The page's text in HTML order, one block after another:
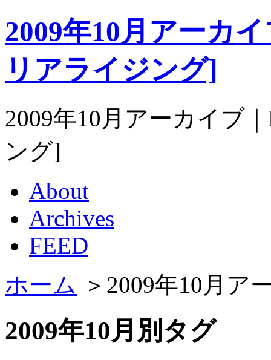
2009年10月アーカ
リアライジング]
2009年10月アーカイブ
ング]
About
Archives
FEED
ホーム ＞2009年10月ア
2009年10月別タグ